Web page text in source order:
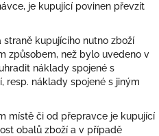
je kupující povinen převzít
straně kupujícího nutno zboží
způsobem, než bylo uvedeno v
náklady spojené s
resp. náklady spojené s jiným
místě či od přepravce je kupující
obalů zboží a v případě